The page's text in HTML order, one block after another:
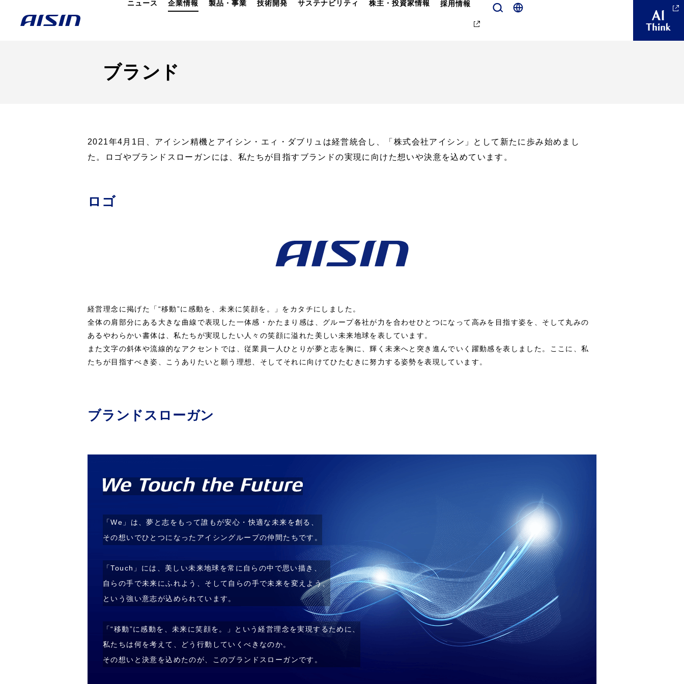
ニュース 企業情報 製品・事業 技術開発 サステナビリティ 株主・投資家情報 採用情報
ブランド
2021年4月1日、アイシン精機とアイシン・エィ・ダブリュは経営統合し、「株式会社アイシン」として新たに歩み始めまし
た。ロゴやブランドスローガンには、私たちが目指すブランドの実現に向けた想いや決意を込めています。
ロゴ
経営理念に掲げた「“移動”に感動を、未来に笑顔を。」をカタチにしました。
全体の肩部分にある大きな曲線で表現した一体感・かたまり感は、グループ各社が力を合わせひとつになって高みを目指す姿を、そして丸みの
あるやわらかい書体は、私たちが実現したい人々の笑顔に溢れた美しい未来地球を表しています。
また文字の斜体や流線的なアクセントでは、従業員一人ひとりが夢と志を胸に、輝く未来へと突き進んでいく躍動感を表しました。ここに、私
たちが目指すべき姿、こうありたいと願う理想、そしてそれに向けてひたむきに努力する姿勢を表現しています。
ブランドスローガン
「We」は、夢と志をもって誰もが安心・快適な未来を創る、
その想いでひとつになったアイシングループの仲間たちです。
「Touch」には、美しい未来地球を常に自らの中で思い描き、
自らの手で未来にふれよう、そして自らの手で未来を変えよう、
という強い意志が込められています。
「“移動”に感動を、未来に笑顔を。」という経営理念を実現するために、
私たちは何を考えて、どう行動していくべきなのか。
その想いと決意を込めたのが、このブランドスローガンです。